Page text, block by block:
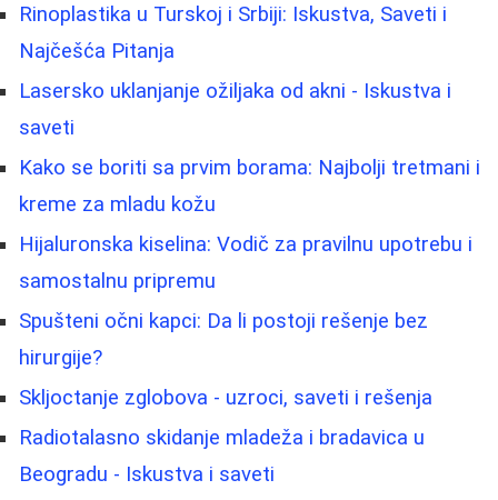
Rinoplastika u Turskoj i Srbiji: Iskustva, Saveti i
Najčešća Pitanja
Lasersko uklanjanje ožiljaka od akni - Iskustva i
saveti
Kako se boriti sa prvim borama: Najbolji tretmani i
kreme za mladu kožu
Hijaluronska kiselina: Vodič za pravilnu upotrebu i
samostalnu pripremu
Spušteni očni kapci: Da li postoji rešenje bez
hirurgije?
Skljoctanje zglobova - uzroci, saveti i rešenja
Radiotalasno skidanje mladeža i bradavica u
Beogradu - Iskustva i saveti